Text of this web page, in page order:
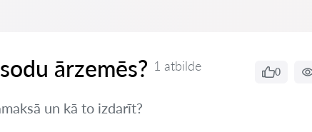
ārzemēs? 1 atbilde 0
un kā to izdarīt?